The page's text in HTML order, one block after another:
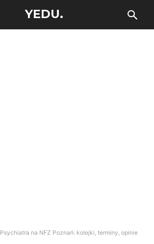
YEDU.
Psychiatra na NFZ Poznań: kolejki, terminy, opinie